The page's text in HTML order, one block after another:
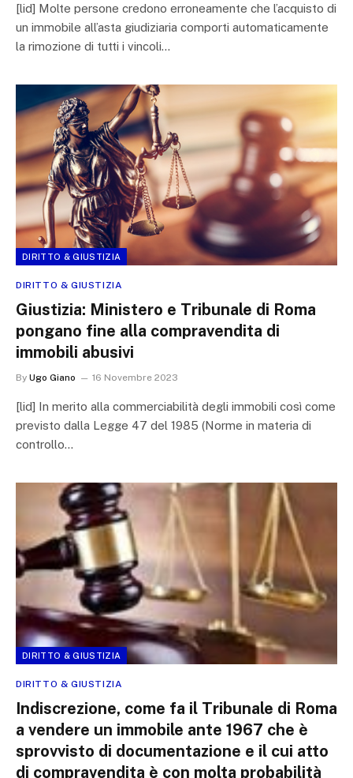
[lid] Molte persone credono erroneamente che l’acquisto di
un immobile all’asta giudiziaria comporti automaticamente
la rimozione di tutti i vincoli…
DIRITTO & GIUSTIZIA
DIRITTO & GIUSTIZIA
Giustizia: Ministero e Tribunale di Roma
pongano fine alla compravendita di
immobili abusivi
By Ugo Giano 16 Novembre 2023
[lid] In merito alla commerciabilità degli immobili così come
previsto dalla Legge 47 del 1985 (Norme in materia di
controllo…
DIRITTO & GIUSTIZIA
DIRITTO & GIUSTIZIA
Indiscrezione, come fa il Tribunale di Roma
a vendere un immobile ante 1967 che è
sprovvisto di documentazione e il cui atto
di compravendita è con molta probabilità